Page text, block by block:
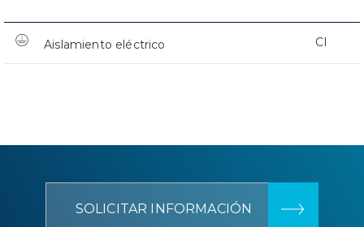
Aislamiento eléctrico CI
SOLICITAR INFORMACIÓN